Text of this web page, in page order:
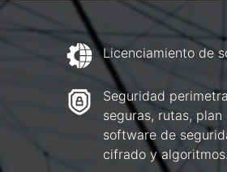
Licenciamiento de
Seguridad
seguras, rutas,
software de
cifrado y algoritmos.